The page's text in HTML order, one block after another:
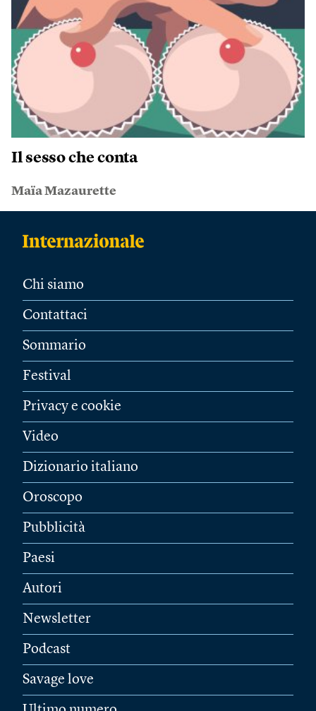
Il sesso che conta
Maïa Mazaurette
Chi siamo
Contattaci
Sommario
Festival
Privacy e cookie
Video
Dizionario italiano
Oroscopo
Pubblicità
Paesi
Autori
Newsletter
Podcast
Savage love